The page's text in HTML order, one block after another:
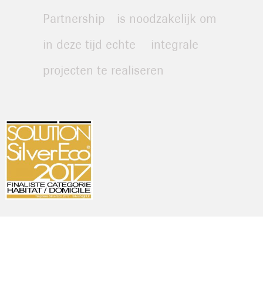
Partnership is noodzakelijk om
in deze tijd echte integrale
projecten te realiseren